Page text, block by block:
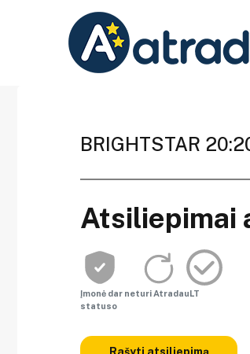
BRIGHTSTAR
Atsiliepimai
Įmonė dar neturi AtradauLT
statuso